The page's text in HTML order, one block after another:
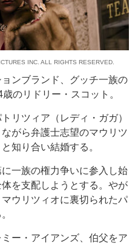
INC. ALL RIGHTS RESERVED.
ンブランド、グッチ一族の
のリドリー・スコット。
リツィア（レディ・ガガ）
がら弁護士志望のマウリツ
知り合い結婚する。
一族の権力争いに参入し始
を支配しようとする。やが
ウリツィオに裏切られたパ
ー・アイアンズ、伯父をア